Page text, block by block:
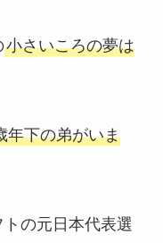
小さいころの夢は
年下の弟がいま
の元日本代表選